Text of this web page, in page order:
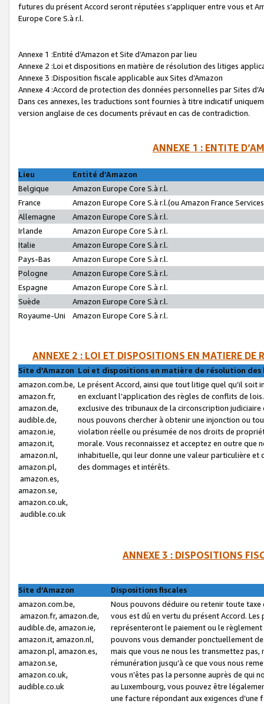
futures du présent Accord seront réputées s’appliquer entre vous et
Europe Core S.à r.l.
Annexe 1 :Entité d’Amazon et Site d’Amazon par lieu
Annexe 2 :Loi et dispositions en matière de résolution des litiges
Annexe 3 :Disposition fiscale applicable aux Sites d’Amazon
Annexe 4 :Accord de protection des données personnelles par Sites
Dans ces annexes, les traductions sont fournies à titre indicatif
version anglaise de ces documents prévaut en cas de contradiction.
ANNEXE 1 : ENTITE
Lieu
Entité d’Amazon
Belgique
Amazon Europe Core S.à r.l.
France
Amazon Europe Core S.à r.l.(ou Amazon France
Allemagne
Amazon Europe Core S.à r.l.
Irlande
Amazon Europe Core S.à r.l.
Italie
Amazon Europe Core S.à r.l.
Pays-Bas
Amazon Europe Core S.à r.l.
Pologne
Amazon Europe Core S.à r.l.
Espagne
Amazon Europe Core S.à r.l.
Suède
Amazon Europe Core S.à r.l.
Royaume-Uni
Amazon Europe Core S.à r.l.
ANNEXE 2 : LOI ET DISPOSITIONS EN MATIERE DE
Site d’Amazon Loi et dispositions en matière de résolution
amazon.com.be,
amazon.fr,
amazon.de,
audible.de,
amazon.ie,
amazon.it,
amazon.nl,
amazon.pl,
amazon.es,
amazon.se,
amazon.co.uk,
audible.co.uk
Le présent Accord, ainsi que tout litige quel qu’il soit
en excluant l’application des règles de conflits de
exclusive des tribunaux de la circonscription
nous pouvons chercher à obtenir une injonction ou
violation réelle ou présumée de nos droits de
morale. Vous reconnaissez et acceptez en outre que
inhabituelle, qui leur donne une valeur particulière
des dommages et intérêts.
ANNEXE 3 : DISPOSITIONS
Site d’Amazon
Dispositions fiscales
amazon.com.be,
amazon.fr, amazon.de,
audible.de, amazon.ie,
amazon.it, amazon.nl,
amazon.pl, amazon.es,
amazon.se,
amazon.co.uk,
audible.co.uk
Nous pouvons déduire ou retenir toute
vous est dû en vertu du présent Accord.
représenteront le paiement ou le
pouvons vous demander ponctuellement
mais que vous ne nous les transmettez
rémunération jusqu’à ce que vous nous
vous n’êtes pas la personne auprès de qui
au Luxembourg, vous pouvez être
une facture répondant aux exigences